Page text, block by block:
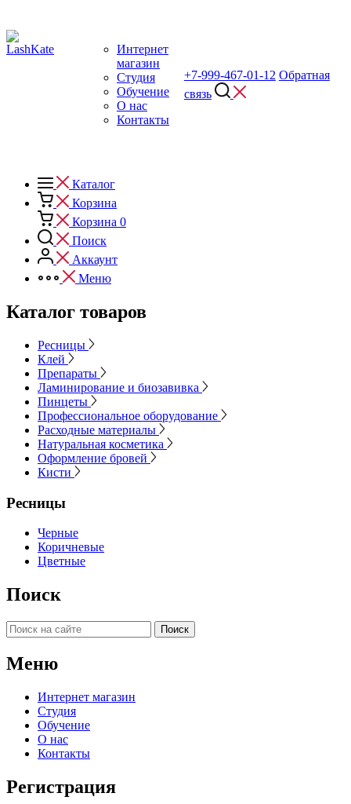
Интернет
магазин
Студия
Обучение
О нас
Контакты
+7-999-467-01-12 Обратная
связь
Каталог
Корзина
Корзина 0
Поиск
Аккаунт
Меню
Каталог товаров
Ресницы
Клей
Препараты
Ламинирование и биозавивка
Пинцеты
Профессиональное оборудование
Расходные материалы
Натуральная косметика
Оформление бровей
Кисти
Ресницы
Черные
Коричневые
Цветные
Поиск
Поиск
Меню
Интернет магазин
Студия
Обучение
О нас
Контакты
Регистрация